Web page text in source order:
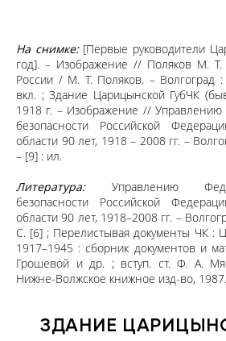
На снимке:[Первые руководители
год]. – Изображение // Поляков М. Т.
России / М. Т. Поляков. – Волгоград
вкл. ; Здание Царицынской ГубЧК
1918 г. – Изображение //
безопасности Российской
области 90 лет, 1918 – 2008 гг. –
– [9] : ил.
Литература:Управлению
безопасности Российской
области 90 лет, 1918–2008 гг. –
С. [6] ; Перелистывая документы ЧК :
1917–1945 : сборник документов и
Грошевой и др. ; вступ. ст. Ф. А.
Нижне-Волжское книжное изд-во,
ЗДАНИЕ